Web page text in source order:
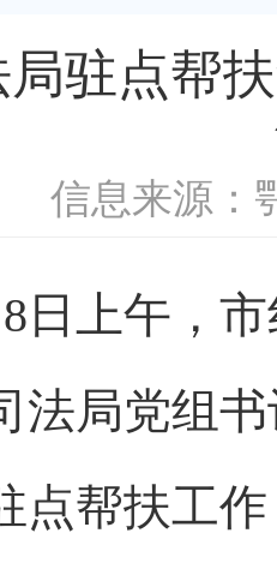
驻点帮
信息来源：
上午，市
法局党组
点帮扶工